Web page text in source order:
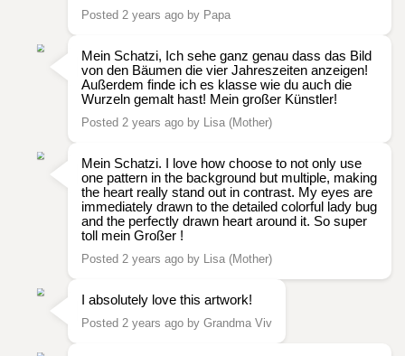
Posted 2 years ago by Papa
Mein Schatzi, Ich sehe ganz genau dass das Bild
von den Bäumen die vier Jahreszeiten anzeigen!
Außerdem finde ich es klasse wie du auch die
Wurzeln gemalt hast! Mein großer Künstler!
Posted 2 years ago by Lisa (Mother)
Mein Schatzi. I love how choose to not only use
one pattern in the background but multiple, making
the heart really stand out in contrast. My eyes are
immediately drawn to the detailed colorful lady bug
and the perfectly drawn heart around it. So super
toll mein Großer !
Posted 2 years ago by Lisa (Mother)
I absolutely love this artwork!
Posted 2 years ago by Grandma Viv